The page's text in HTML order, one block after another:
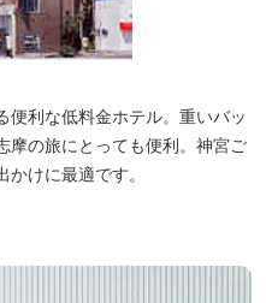
便利な低料金ホテル。重いバッ
摩の旅にとっても便利。神宮ご
けに最適です。